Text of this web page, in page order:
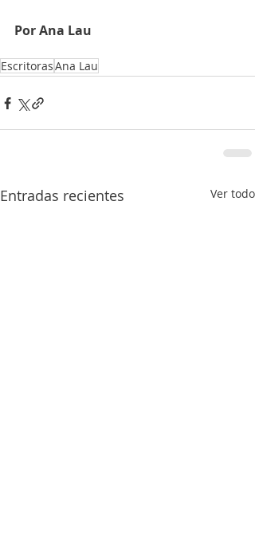
Por Ana Lau
EscritorasAna Lau
Entradas recientes Ver todo